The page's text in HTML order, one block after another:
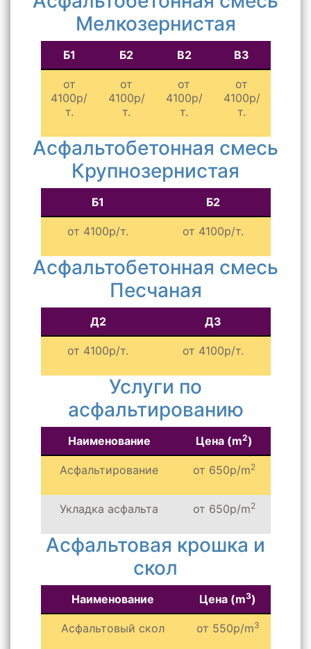
Мелкозернистая
Б1 Б2 В2 В3
от
4100р/
т.
от
4100р/
т.
от
4100р/
т.
от
4100р/
т.
Асфальтобетонная смесь
Крупнозернистая
Б1 Б2
от 4100р/т. от 4100р/т.
Асфальтобетонная смесь
Песчаная
Д2 Д3
от 4100р/т. от 4100р/т.
Услуги по
асфальтированию
Наименование Цена (m2)
Асфальтирование от 650р/m2
Укладка асфальта от 650р/m2
Асфальтовая крошка и
скол
Наименование Цена (m3)
Асфальтовый скол от 550р/m3